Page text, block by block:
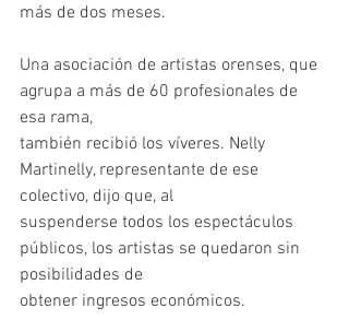
más de dos meses.
Una asociación de artistas orenses, que
agrupa a más de 60 profesionales de
esa rama,
también recibió los víveres. Nelly
Martinelly, representante de ese
colectivo, dijo que, al
suspenderse todos los espectáculos
públicos, los artistas se quedaron sin
posibilidades de
obtener ingresos económicos.